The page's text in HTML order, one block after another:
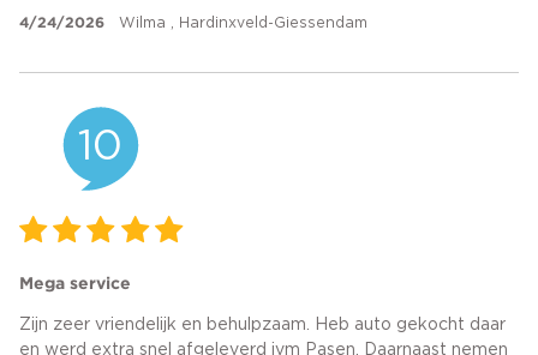
4/24/2026 Wilma , Hardinxveld-Giessendam
10
Mega service
Zijn zeer vriendelijk en behulpzaam. Heb auto gekocht daar
en werd extra snel afgeleverd ivm Pasen. Daarnaast nemen